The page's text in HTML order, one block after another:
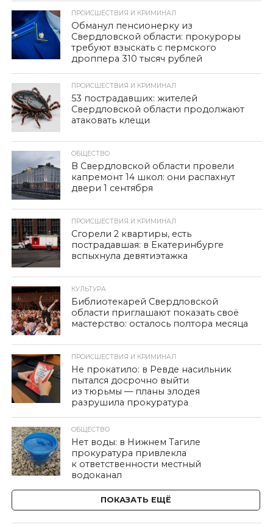
ПРОИСШЕСТВИЯ И КРИМИНАЛ
Обманул пенсионерку из
Свердловской области: прокуроры
требуют взыскать с пермского
дроппера 310 тысяч рублей
ПРОИСШЕСТВИЯ И КРИМИНАЛ
53 пострадавших: жителей
Свердловской области продолжают
атаковать клещи
ОБЩЕСТВО
В Свердловской области провели
капремонт 14 школ: они распахнут
двери 1 сентября
ПРОИСШЕСТВИЯ И КРИМИНАЛ
Сгорели 2 квартиры, есть
пострадавшая: в Екатеринбурге
вспыхнула девятиэтажка
КУЛЬТУРА
Библиотекарей Свердловской
области приглашают показать своё
мастерство: осталось полтора месяца
ПРОИСШЕСТВИЯ И КРИМИНАЛ
Не прокатило: в Ревде насильник
пытался досрочно выйти
из тюрьмы — планы злодея
разрушила прокуратура
ОБЩЕСТВО
Нет воды: в Нижнем Тагиле
прокуратура привлекла
к ответственности местный
водоканал
ПОКАЗАТЬ ЕЩЁ